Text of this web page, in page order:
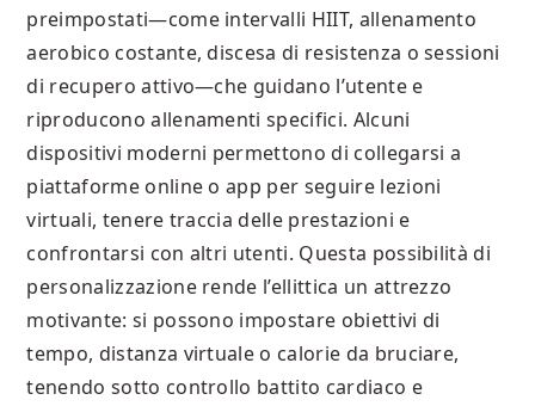
preimpostati—come intervalli HIIT, allenamento
aerobico costante, discesa di resistenza o sessioni
di recupero attivo—che guidano l’utente e
riproducono allenamenti specifici. Alcuni
dispositivi moderni permettono di collegarsi a
piattaforme online o app per seguire lezioni
virtuali, tenere traccia delle prestazioni e
confrontarsi con altri utenti. Questa possibilità di
personalizzazione rende l’ellittica un attrezzo
motivante: si possono impostare obiettivi di
tempo, distanza virtuale o calorie da bruciare,
tenendo sotto controllo battito cardiaco e